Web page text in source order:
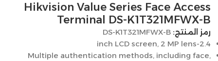
Hikvision Value Series Face Access
Terminal DS-K1T321MFWX-B
رمز المنتج: DS-K1T321MFWX-B
2.4-inch LCD screen, 2 MP lens
Multiple authentication methods, including face,